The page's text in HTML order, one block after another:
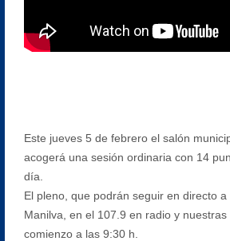
Este jueves 5 de febrero el salón
acogerá una sesión ordinaria con 14
día.
El pleno, que podrán seguir en directo
Manilva, en el 107.9 en radio y
comienzo a las 9:30 h.